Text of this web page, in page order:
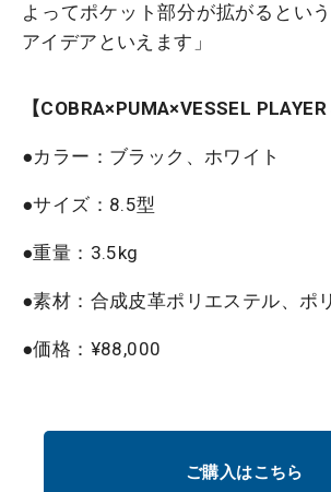
よってポケット部分が拡がるとい
アイデアといえます」
【COBRA×PUMA×VESSEL PLAYER
●カラー：ブラック、ホワイト
●サイズ：8.5型
●重量：3.5kg
●素材：合成皮革ポリエステル、ポ
●価格：¥88,000
ご購入はこちら